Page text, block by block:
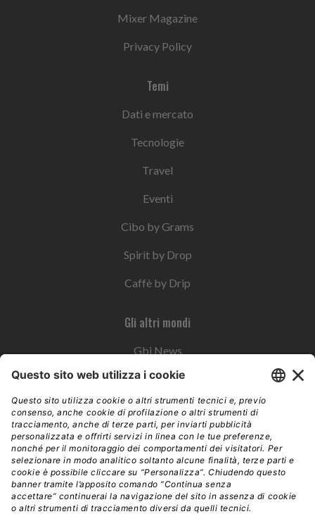
Mixer Magazine
Privacy Policy
Temi
Dati e mercato
Tecnologie
Travel
Eventi
Cibo by Grams
Spirit by Drop
Caffè by Drip
Gli altri mondi
Gbi News
Instoremag
Esplora il gruppo
Edra Edizioni
Edizioni LSWR
LSWR Group